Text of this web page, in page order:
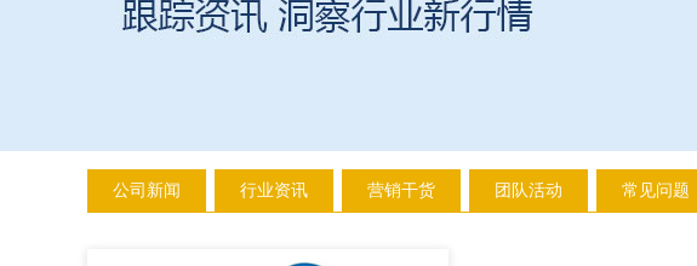
公司新闻 行业资讯 营销干货 团队活动 常见问题